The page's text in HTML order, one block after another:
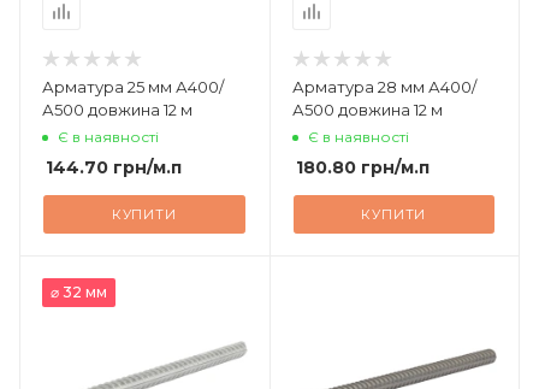
Арматура 25 мм А400/
А500 довжина 12 м
Є в наявності
144.70 грн/м.п
КУПИТИ
Арматура 28 мм А400/
А500 довжина 12 м
Є в наявності
180.80грн/м.п
КУПИТИ
⌀ 32 мм